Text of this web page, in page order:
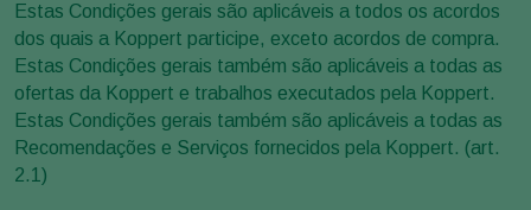
Hortaliças
Grandes culturas
Centro de informações
Trabalhe na Koppert
Contato
Estas Condições gerais são aplicáveis a todos os acordos
dos quais a Koppert participe, exceto acordos de compra.
Estas Condições gerais também são aplicáveis a todas as
ofertas da Koppert e trabalhos executados pela Koppert.
Estas Condições gerais também são aplicáveis a todas as
Recomendações e Serviços fornecidos pela Koppert. (art.
2.1)